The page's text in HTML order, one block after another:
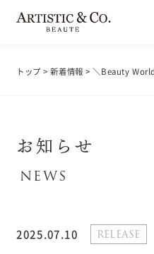
トップ>新着情報 > ＼Beauty
お知らせ
2025.07.10 RELEASE